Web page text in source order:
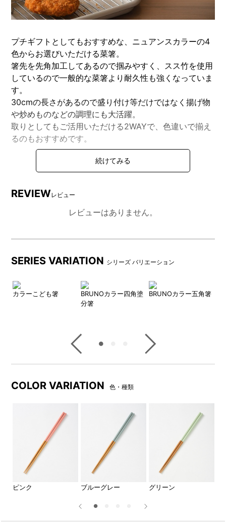
プチギフトとしてもおすすめな、ニュアンスカラーの4
色からお選びいただける菜箸。
箸先を先角加工してあるので掴みやすく、スス竹を使用
しているので一般的な菜箸より耐久性も強くなっていま
す。
30cmの長さがあるので盛り付け等だけではなく揚げ物
や炒めものなどの調理にも大活躍。
取りとしてもご活用いただける2WAYで、色違いで揃え
るのもおすすめです。
なパッケージに入っていま
け等だけではなく揚げ物や炒
めものなどの調理にも大活躍
です。
箸先を先角加工してあるの
REVIEWレビュー
レビューはありません。
SERIES VARIATION シリーズ バリエーション
カラーこども箸
BRUNOカラー四角塗
分箸
BRUNOカラー五角箸
COLOR VARIATION 色・種類
ピンク ブルーグレー グリーン